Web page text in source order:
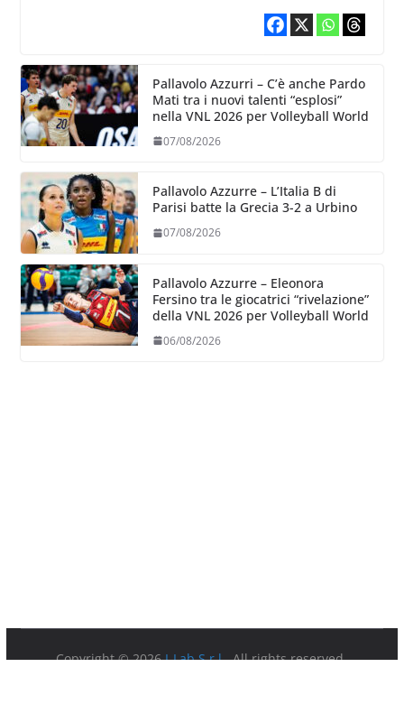
Pallavolo Azzurri – C’è anche Pardo
Mati tra i nuovi talenti “esplosi”
nella VNL 2026 per Volleyball World
07/08/2026
Pallavolo Azzurre – L’Italia B di
Parisi batte la Grecia 3-2 a Urbino
07/08/2026
Pallavolo Azzurre – Eleonora
Fersino tra le giocatrici “rivelazione”
della VNL 2026 per Volleyball World
06/08/2026
Copyright © 2026I-Lab S.r.l.. All rights reserved.